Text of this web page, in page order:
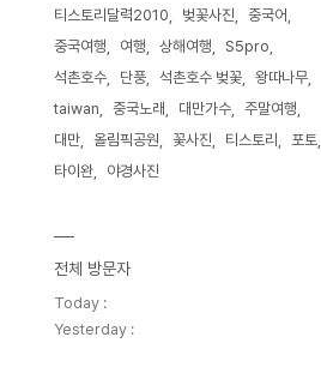
티스토리달력2010
벚꽃사진
중국어
중국여행
여행 상해여행
S5pro
석촌호수
단풍 석촌호수 벚꽃
왕따나무
taiwan
중국노래 대만가수
주말여행
대만
올림픽공원 꽃사진 티스토리
포토
타이완
야경사진
전체 방문자
Today :
Yesterday :